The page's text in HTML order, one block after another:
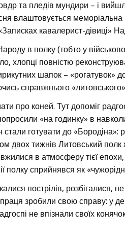
та пледів мундири – і
влаштовується меморіальна
кавалерист-дівиці»
в полку (тобто у
хлопці повністю
шапок –
справжнього
про коней. Тут допоміг
«на годинку» в
готувати до «Бородіна»:
двох тижнів Литовський полк
в атмосферу тієї
полку сприйнявся як
пострілів,
зробили свою справу: у
не впізнали своїх